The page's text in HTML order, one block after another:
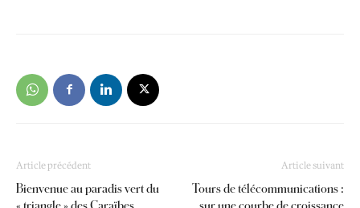
Article précédent
Bienvenue au paradis vert du
« triangle » des Caraïbes
Article suivant
Tours de télécommunications :
sur une courbe de croissance